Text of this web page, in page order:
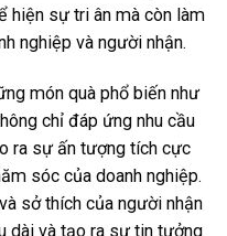
hiện sự tri ân mà còn làm
nghiệp và người nhận.
món quà phổ biến như
chỉ đáp ứng nhu cầu
ra sự ấn tượng tích cực
sóc của doanh nghiệp.
sở thích của người nhận
dài và tạo ra sự tin tưởng